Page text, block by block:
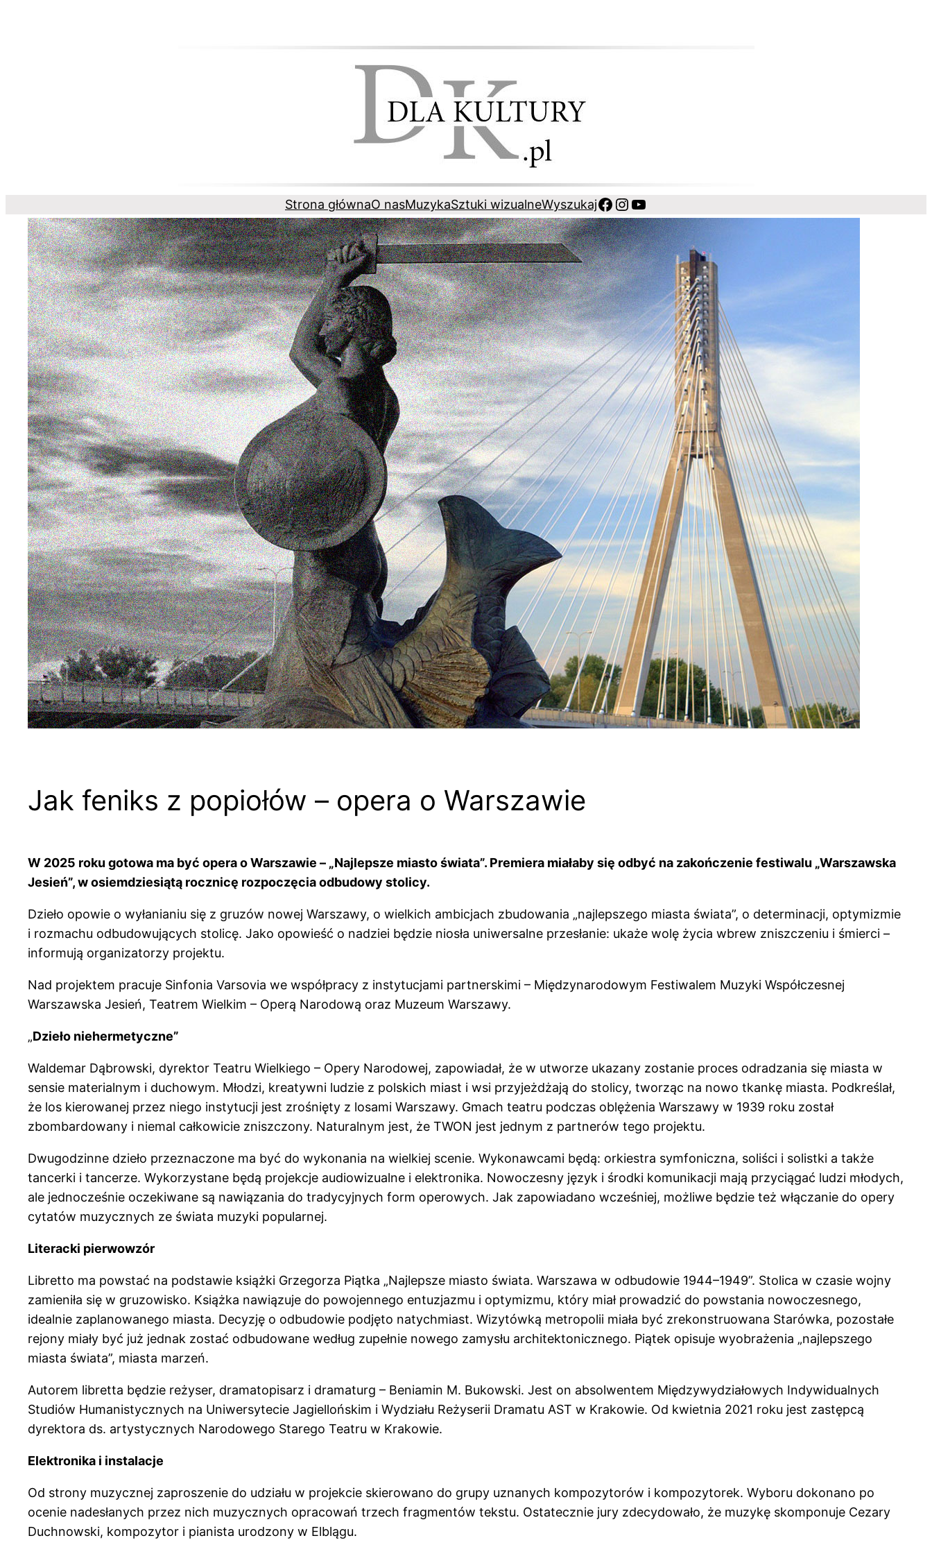
Strona głównaO nasMuzykaSztuki wizualneWyszukajFacebook
Instagram
YouTube
Jak feniks z popiołów – opera o Warszawie
W 2025 roku gotowa ma być opera o Warszawie – „Najlepsze miasto świata”. Premiera miałaby się odbyć na zakończenie festiwalu „Warszawska
Jesień”, w osiemdziesiątą rocznicę rozpoczęcia odbudowy stolicy.
Dzieło opowie o wyłanianiu się z gruzów nowej Warszawy, o wielkich ambicjach zbudowania „najlepszego miasta świata”, o determinacji, optymizmie
i rozmachu odbudowujących stolicę. Jako opowieść o nadziei będzie niosła uniwersalne przesłanie: ukaże wolę życia wbrew zniszczeniu i śmierci –
informują organizatorzy projektu.
Nad projektem pracuje Sinfonia Varsovia we współpracy z instytucjami partnerskimi – Międzynarodowym Festiwalem Muzyki Współczesnej
Warszawska Jesień, Teatrem Wielkim – Operą Narodową oraz Muzeum Warszawy.
„Dzieło niehermetyczne”
Waldemar Dąbrowski, dyrektor Teatru Wielkiego – Opery Narodowej, zapowiadał, że w utworze ukazany zostanie proces odradzania się miasta w
sensie materialnym i duchowym. Młodzi, kreatywni ludzie z polskich miast i wsi przyjeżdżają do stolicy, tworząc na nowo tkankę miasta. Podkreślał,
że los kierowanej przez niego instytucji jest zrośnięty z losami Warszawy. Gmach teatru podczas oblężenia Warszawy w 1939 roku został
zbombardowany i niemal całkowicie zniszczony. Naturalnym jest, że TWON jest jednym z partnerów tego projektu.
Dwugodzinne dzieło przeznaczone ma być do wykonania na wielkiej scenie. Wykonawcami będą: orkiestra symfoniczna, soliści i solistki a także
tancerki i tancerze. Wykorzystane będą projekcje audiowizualne i elektronika. Nowoczesny język i środki komunikacji mają przyciągać ludzi młodych,
ale jednocześnie oczekiwane są nawiązania do tradycyjnych form operowych. Jak zapowiadano wcześniej, możliwe będzie też włączanie do opery
cytatów muzycznych ze świata muzyki popularnej.
Literacki pierwowzór
Libretto ma powstać na podstawie książki Grzegorza Piątka „Najlepsze miasto świata. Warszawa w odbudowie 1944–1949”. Stolica w czasie wojny
zamieniła się w gruzowisko. Książka nawiązuje do powojennego entuzjazmu i optymizmu, który miał prowadzić do powstania nowoczesnego,
idealnie zaplanowanego miasta. Decyzję o odbudowie podjęto natychmiast. Wizytówką metropolii miała być zrekonstruowana Starówka, pozostałe
rejony miały być już jednak zostać odbudowane według zupełnie nowego zamysłu architektonicznego. Piątek opisuje wyobrażenia „najlepszego
miasta świata”, miasta marzeń.
Autorem libretta będzie reżyser, dramatopisarz i dramaturg – Beniamin M. Bukowski. Jest on absolwentem Międzywydziałowych Indywidualnych
Studiów Humanistycznych na Uniwersytecie Jagiellońskim i Wydziału Reżyserii Dramatu AST w Krakowie. Od kwietnia 2021 roku jest zastępcą
dyrektora ds. artystycznych Narodowego Starego Teatru w Krakowie.
Elektronika i instalacje
Od strony muzycznej zaproszenie do udziału w projekcie skierowano do grupy uznanych kompozytorów i kompozytorek. Wyboru dokonano po
ocenie nadesłanych przez nich muzycznych opracowań trzech fragmentów tekstu. Ostatecznie jury zdecydowało, że muzykę skomponuje Cezary
Duchnowski, kompozytor i pianista urodzony w Elblągu.